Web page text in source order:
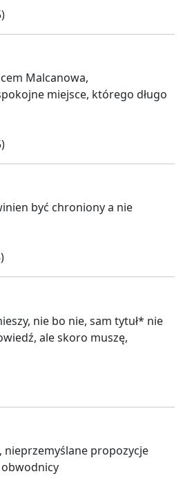
Malcanowa,
miejsce, którego długo
być chroniony a nie
nie bo nie, sam tytuł* nie
ale skoro muszę,
nieprzemyślane propozycje